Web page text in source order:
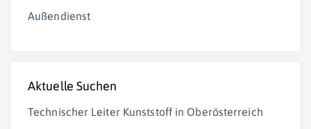
Außendienst
Aktuelle Suchen
Technischer Leiter Kunststoff in Oberösterreich